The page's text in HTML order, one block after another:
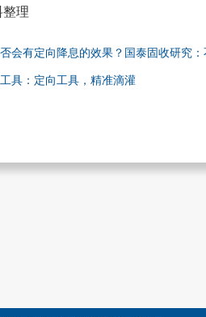
理
会有定向降息的效果？国泰固收研究：
具：定向工具，精准滴灌